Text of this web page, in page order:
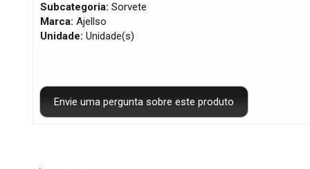
Subcategoria: Sorvete
Marca: Ajellso
Unidade: Unidade(s)